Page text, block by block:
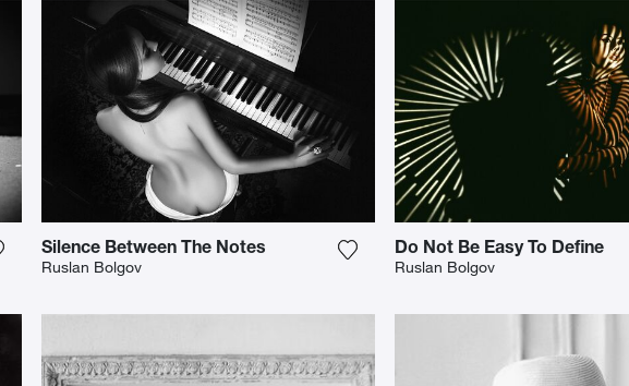
Fügen Sie das Foto meiner Wunschliste hinzu
Silence Between The Notes
Ruslan Bolgov Fügen Sie das Foto meiner
Do Not Be Easy To Define
Ruslan Bolgov